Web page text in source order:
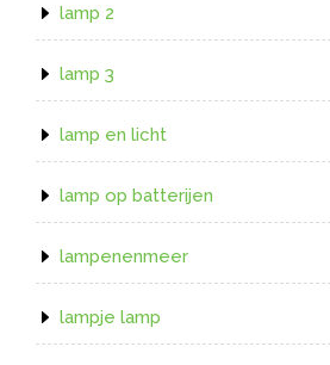
lamp 2
lamp 3
lamp en licht
lamp op batterijen
lampenenmeer
lampje lamp